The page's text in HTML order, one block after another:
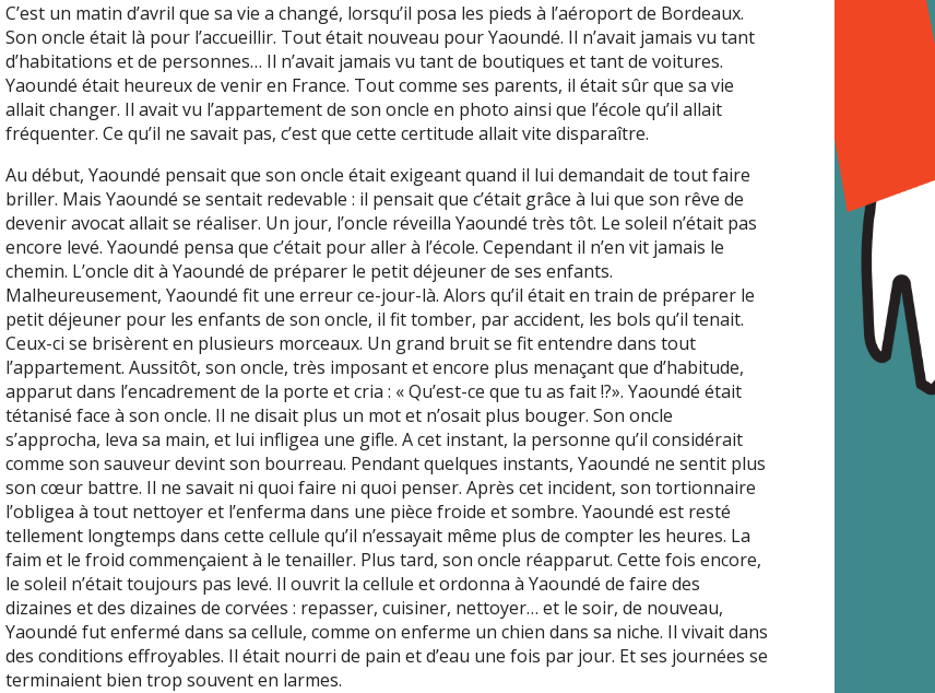
C’est un matin d’avril que sa vie a changé, lorsqu’il posa les pieds à l’aéroport de Bordeaux.
Son oncle était là pour l’accueillir. Tout était nouveau pour Yaoundé. Il n’avait jamais vu tant
d’habitations et de personnes… Il n’avait jamais vu tant de boutiques et tant de voitures.
Yaoundé était heureux de venir en France. Tout comme ses parents, il était sûr que sa vie
allait changer. Il avait vu l’appartement de son oncle en photo ainsi que l’école qu’il allait
fréquenter. Ce qu’il ne savait pas, c’est que cette certitude allait vite disparaître.
Au début, Yaoundé pensait que son oncle était exigeant quand il lui demandait de tout faire
briller. Mais Yaoundé se sentait redevable : il pensait que c’était grâce à lui que son rêve de
devenir avocat allait se réaliser. Un jour, l’oncle réveilla Yaoundé très tôt. Le soleil n’était pas
encore levé. Yaoundé pensa que c’était pour aller à l’école. Cependant il n’en vit jamais le
chemin. L’oncle dit à Yaoundé de préparer le petit déjeuner de ses enfants.
Malheureusement, Yaoundé fit une erreur ce-jour-là. Alors qu’il était en train de préparer le
petit déjeuner pour les enfants de son oncle, il fit tomber, par accident, les bols qu’il tenait.
Ceux-ci se brisèrent en plusieurs morceaux. Un grand bruit se fit entendre dans tout
l’appartement. Aussitôt, son oncle, très imposant et encore plus menaçant que d’habitude,
apparut dans l’encadrement de la porte et cria : « Qu’est-ce que tu as fait !?». Yaoundé était
tétanisé face à son oncle. Il ne disait plus un mot et n’osait plus bouger. Son oncle
s’approcha, leva sa main, et lui infligea une gifle. A cet instant, la personne qu’il considérait
comme son sauveur devint son bourreau. Pendant quelques instants, Yaoundé ne sentit plus
son cœur battre. Il ne savait ni quoi faire ni quoi penser. Après cet incident, son tortionnaire
l’obligea à tout nettoyer et l’enferma dans une pièce froide et sombre. Yaoundé est resté
tellement longtemps dans cette cellule qu’il n’essayait même plus de compter les heures. La
faim et le froid commençaient à le tenailler. Plus tard, son oncle réapparut. Cette fois encore,
le soleil n’était toujours pas levé. Il ouvrit la cellule et ordonna à Yaoundé de faire des
dizaines et des dizaines de corvées : repasser, cuisiner, nettoyer… et le soir, de nouveau,
Yaoundé fut enfermé dans sa cellule, comme on enferme un chien dans sa niche. Il vivait dans
des conditions effroyables. Il était nourri de pain et d’eau une fois par jour. Et ses journées se
terminaient bien trop souvent en larmes.